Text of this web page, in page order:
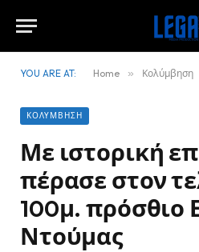
YOU ARE AT: Home » Κολύμβηση
ΚΟΛΎΜΒΗΣΗ
Με ιστορική
πέρασε στον
100μ. πρόσθιο
Ντούμας